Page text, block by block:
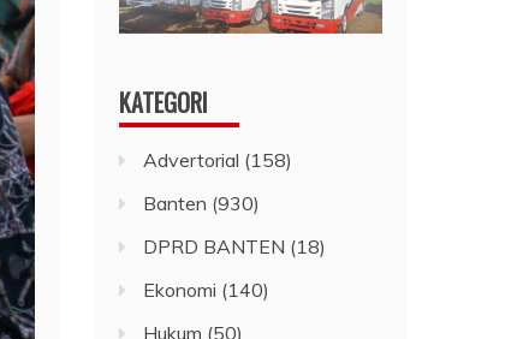
KATEGORI
Advertorial (158)
Banten (930)
DPRD BANTEN (18)
Ekonomi (140)
Hukum (50)